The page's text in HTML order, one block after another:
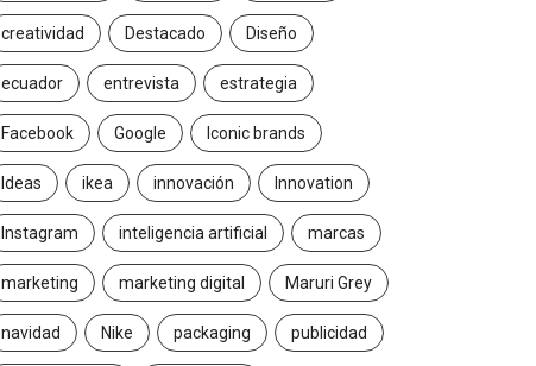
creatividad Destacado Diseño
ecuador entrevista estrategia
Facebook Google Iconic brands
Ideas ikea innovación Innovation
Instagram inteligencia artificial marcas
marketing marketing digital Maruri Grey
navidad Nike packaging publicidad